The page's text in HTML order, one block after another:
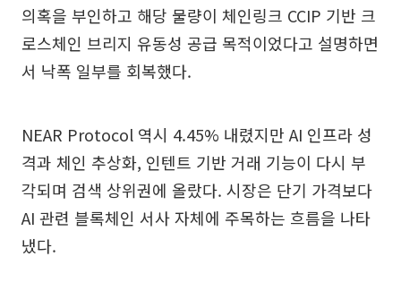
의혹을 부인하고 해당 물량이 체인링크 CCIP 기반 크
로스체인 브리지 유동성 공급 목적이었다고 설명하면
서 낙폭 일부를 회복했다.
NEAR Protocol 역시 4.45% 내렸지만 AI 인프라 성
격과 체인 추상화, 인텐트 기반 거래 기능이 다시 부
각되며 검색 상위권에 올랐다. 시장은 단기 가격보다
AI 관련 블록체인 서사 자체에 주목하는 흐름을 나타
냈다.